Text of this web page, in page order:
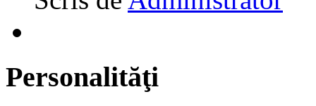
Personalităţi